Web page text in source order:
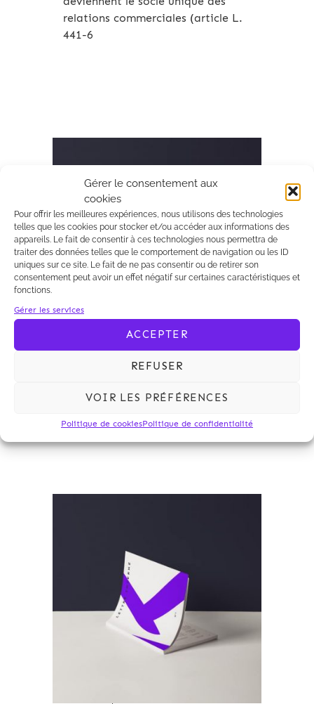
Gérer le consentement aux
cookies
Pour offrir les meilleures expériences, nous utilisons des technologies
telles que les cookies pour stocker et/ou accéder aux informations des
appareils. Le fait de consentir à ces technologies nous permettra de
traiter des données telles que le comportement de navigation ou les ID
uniques sur ce site. Le fait de ne pas consentir ou de retirer son
consentement peut avoir un effet négatif sur certaines caractéristiques et
fonctions.
Gérer les services
ACCEPTER
REFUSER
VOIR LES PRÉFÉRENCES
Politique de cookiesPolitique de confidentialité
relations commerciales (article L.
441-6
La Newsletter Droit
disponible
Lien vers la newsletter